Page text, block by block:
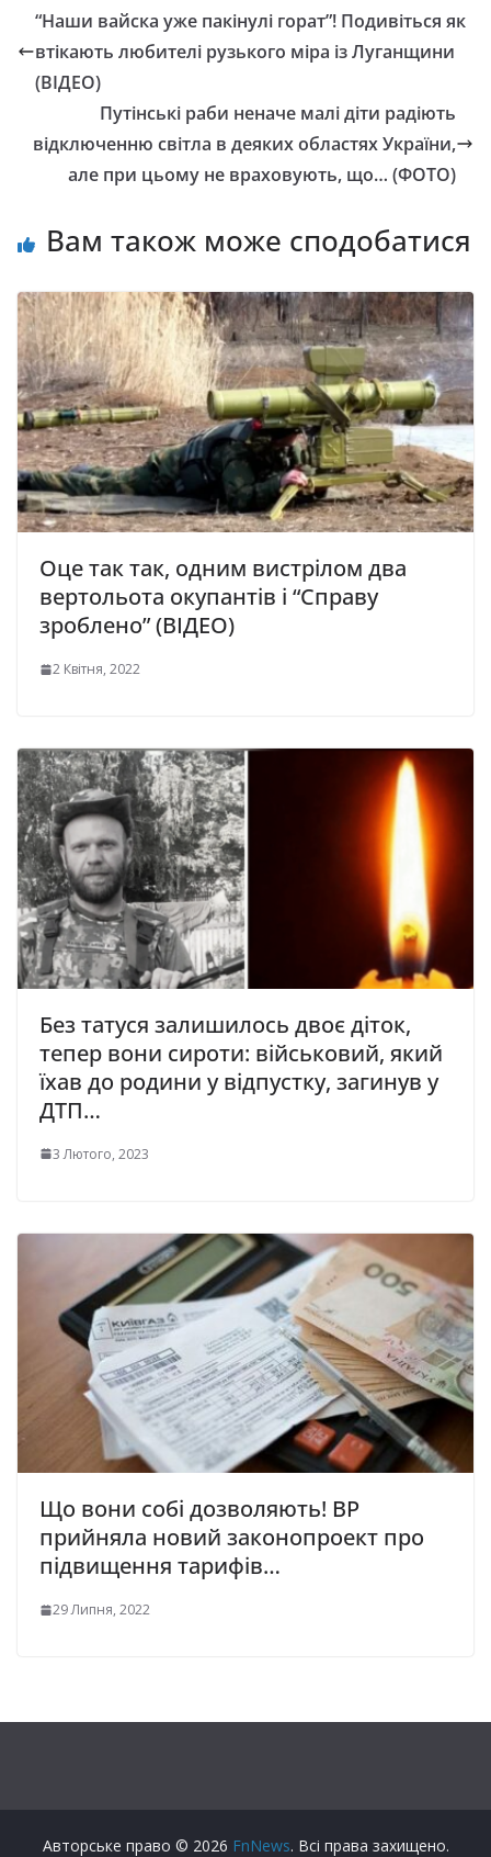
“Наши вайска уже пакінулі горат”! Подивіться як
втікають любителі рузького міра із Луганщини
(ВІДЕО)
Путінські раби неначе малі діти радіють
відключенню світла в деяких областях України,
але при цьому не враховують, що… (ФОТО)
Вам також може сподобатися
Оце так так, одним вистрілом два
вертольота окупантів і “Справу
зроблено” (ВІДЕО)
2 Квітня, 2022
Без татуся залишилось двоє діток,
тепер вони сироти: військовий, який
їхав до родини у відпустку, загинув у
ДТП…
3 Лютого, 2023
Що вони собі дозволяють! ВР
прийняла новий законопроект про
підвищення тарифів…
29 Липня, 2022
Авторське право © 2026 FnNews. Всі права захищено.